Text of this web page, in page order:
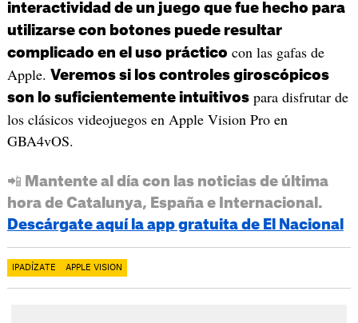
interactividad de un juego que fue hecho para
utilizarse con botones puede resultar
complicado en el uso práctico con las gafas de
Apple. Veremos si los controles giroscópicos
son lo suficientemente intuitivospara disfrutar de
los clásicos videojuegos en Apple Vision Pro en
GBA4vOS.
📲 Mantente al día con las noticias de última
hora de Catalunya, España e Internacional.
Descárgate aquí la app gratuita de El Nacional
IPADÍZATE APPLE VISION